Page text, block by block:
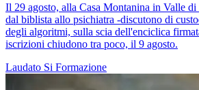
Il 29 agosto, alla Casa Montanina in Valle
dal biblista allo psichiatra -discutono di
degli algoritmi, sulla scia dell'enciclica
iscrizioni chiudono tra poco, il 9 agosto.
Laudato Si Formazione